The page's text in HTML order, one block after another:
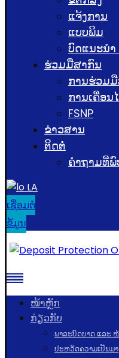
ແຈ້ງການ
ແບບພິມ
ບົດແນະນໍາ
ຮ່ວມມືສາກົນ
ການຮ່ວມ
ການເຄື່ອ
FSNP
ຂ່າວສານ
ຕິດຕໍ່
ຄຳຖາມທີ່ພົ
LA
ເຊື່ອມຕໍ່
ຂໍ້ມູນ
ໜ້າຫຼັກ
ກ່ຽວກັບ
ພາລະບົດບາດ ແລະ
ປະຫວັດຄວາມເປັນມາ